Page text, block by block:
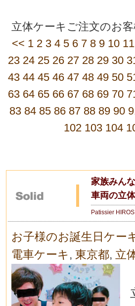
立体ケーキご注文の
<< 1 2 3 4 5 6 7 8 9 10 11
23 24 25 26 27 28 29 30
43 44 45 46 47 48 49 50
63 64 65 66 67 68 69 70
83 84 85 86 87 88 89 90
102 103 104
家族みん
車両の立
Patissier
お子様のお誕生日ケー
電車ケーキ , 東京都, 立